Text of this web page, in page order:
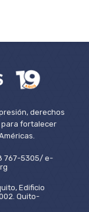
derechos
para fortalecer
767-5305/ e-
Edificio
Quito-